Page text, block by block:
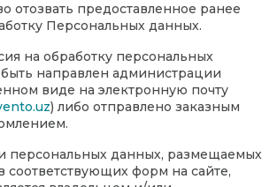
предоставленное ранее
Персональных данных.
на обработку персональных
направлен администрации
виде на электронную почту
) либо отправлено заказным
персональных данных, размещаемых
соответствующих форм на сайте,